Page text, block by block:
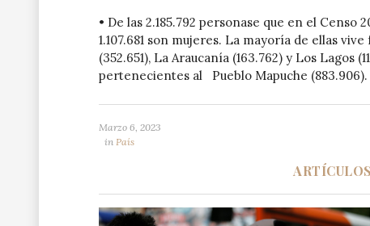
• De las 2.185.792 personase que en el
1.107.681 son mujeres. La mayoría de ellas
(352.651), La Araucanía (163.762) y Los Lagos
pertenecientes al Pueblo Mapuche (883.906).
Marzo 6, 2023
in País